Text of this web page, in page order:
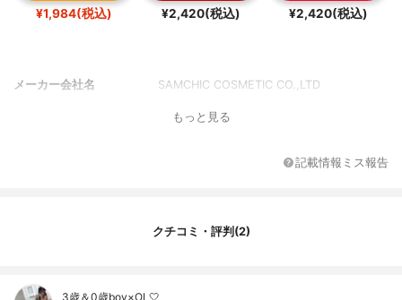
¥1,984(税込) ¥2,420(税込) ¥2,420(税込)
メーカー会社名 SAMCHIC COSMETIC CO.,LTD
もっと見る
記載情報ミス報告
クチコミ・評判(2)
3歳＆0歳boy×OL🤍